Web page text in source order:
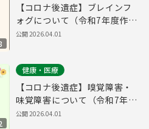
【コロナ後遺症】ブレインフ
ォグについて（令和7年度作
成）
公開2026.04.01
健康・医療
【コロナ後遺症】嗅覚障害・
味覚障害について（令和7年度
作成）
公開2026.04.01